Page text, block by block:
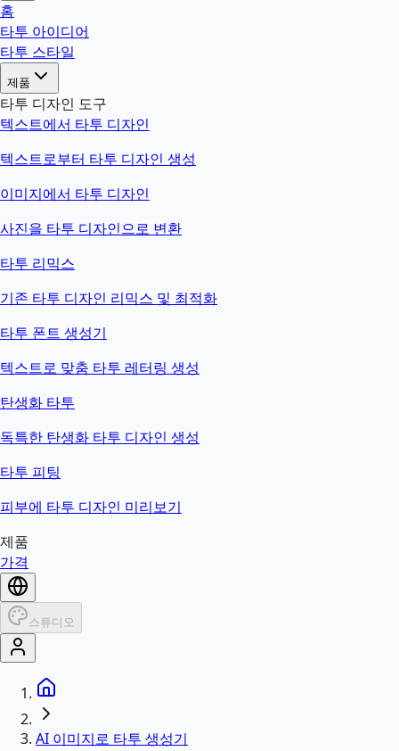
홈
타투 아이디어
타투 스타일
제품
타투 디자인 도구
텍스트에서 타투 디자인
텍스트로부터 타투 디자인 생성
이미지에서 타투 디자인
사진을 타투 디자인으로 변환
타투 리믹스
기존 타투 디자인 리믹스 및 최적화
타투 폰트 생성기
텍스트로 맞춤 타투 레터링 생성
탄생화 타투
독특한 탄생화 타투 디자인 생성
타투 피팅
피부에 타투 디자인 미리보기
제품
가격
스튜디오
AI 이미지로 타투 생성기